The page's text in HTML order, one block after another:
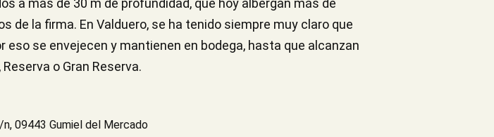
a más de 30 m de profundidad, que hoy albergan más de
de la firma. En Valduero, se ha tenido siempre muy claro que
se envejecen y mantienen en bodega, hasta que alcanzan
o Gran Reserva.
n, 09443 Gumiel del Mercado